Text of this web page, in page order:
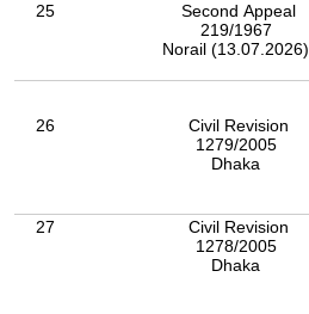
25
Second Appeal
219/1967
Norail (13.07.2026)
26
Civil Revision
1279/2005
Dhaka
27
Civil Revision
1278/2005
Dhaka